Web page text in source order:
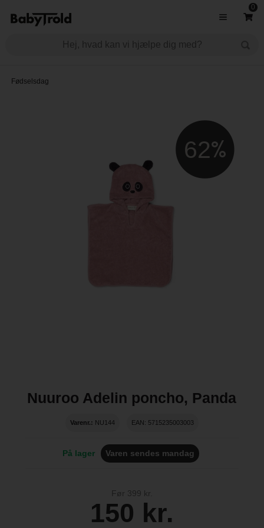
0
Fødselsdag
62
Nuuroo Adelin poncho, Panda
Varenr.: NU144 EAN: 5715235003003
På lager Varen sendes mandag
Før 399 kr.
150 kr.